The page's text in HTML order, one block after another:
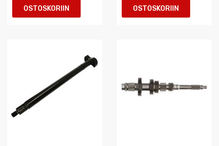
OSTOSKORIIN OSTOSKORIIN